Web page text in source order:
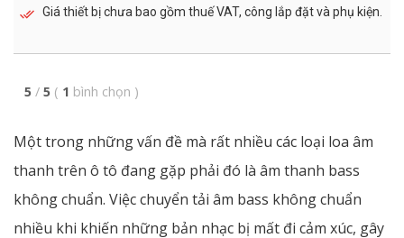
Giá thiết bị chưa bao gồm thuế VAT, công lắp đặt và phụ kiện.
5 / 5 ( 1 bình chọn )
Một trong những vấn đề mà rất nhiều các loại loa âm
thanh trên ô tô đang gặp phải đó là âm thanh bass
không chuẩn. Việc chuyển tải âm bass không chuẩn
nhiều khi khiến những bản nhạc bị mất đi cảm xúc, gây